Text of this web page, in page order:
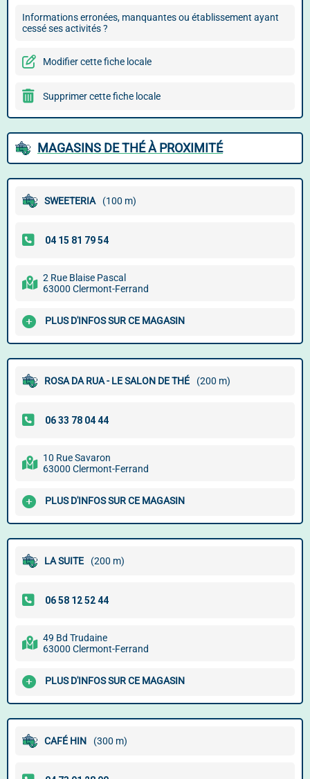
Informations erronées, manquantes ou établissement ayant
cessé ses activités ?
Modifier cette fiche locale
Supprimer cette fiche locale
MAGASINS DE THÉ À PROXIMITÉ
SWEETERIA (100 m)
2 Rue Blaise Pascal
63000 Clermont-Ferrand
PLUS D'INFOS SUR CE MAGASIN
ROSA DA RUA - LE SALON DE THÉ (200 m)
10 Rue Savaron
63000 Clermont-Ferrand
PLUS D'INFOS SUR CE MAGASIN
LA SUITE (200 m)
49 Bd Trudaine
63000 Clermont-Ferrand
PLUS D'INFOS SUR CE MAGASIN
CAFÉ HIN (300 m)